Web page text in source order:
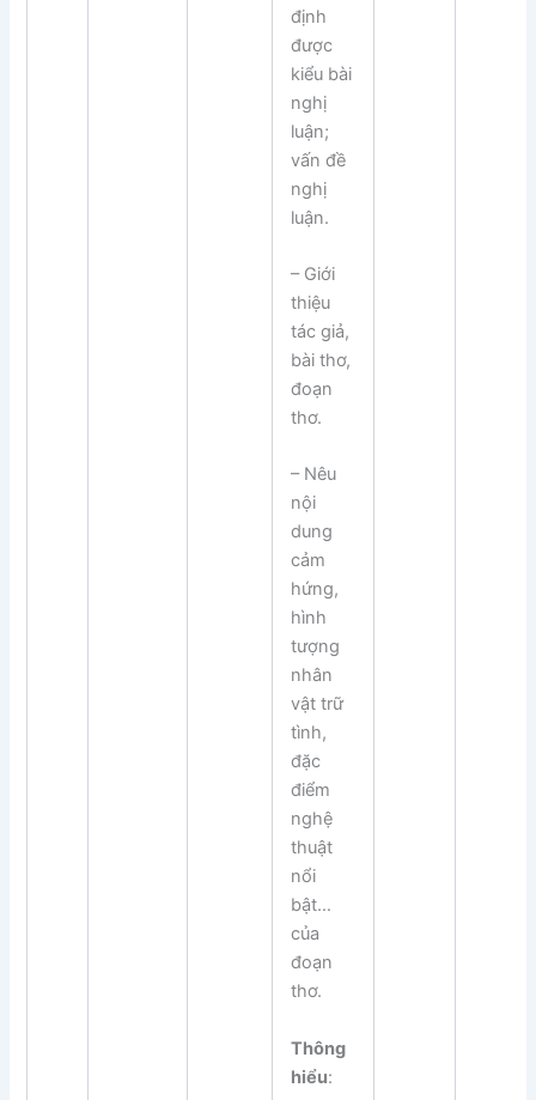
định
được
kiểu bài
nghị
luận;
vấn đề
nghị
luận.
– Giới
thiệu
tác giả,
bài thơ,
đoạn
thơ.
– Nêu
nội
dung
cảm
hứng,
hình
tượng
nhân
vật trữ
tình,
đặc
điểm
nghệ
thuật
nổi
bật…
của
đoạn
thơ.
Thông
hiểu: